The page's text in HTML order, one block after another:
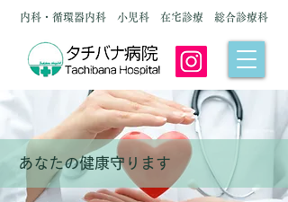
内科・循環器内科 小児科 在宅診療 総合診療科
​あなたの健康守ります